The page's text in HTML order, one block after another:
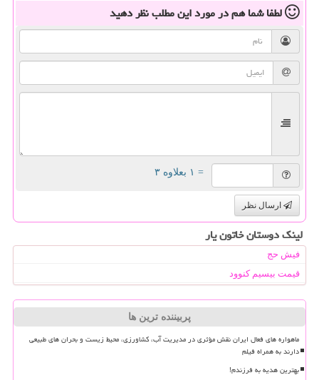
لطفا شما همدر مورد این مطلبنظر دهید
= ۱ بعلاوه ۳
ارسال نظر
لینک دوستان خاتون یار
فیش حج
قیمت بیسیم کنوود
پربیننده ترین ها
ماهواره های فعال ایران نقش مؤثری در مدیریت آب، کشاورزی، محیط زیست و بحران های طبیعی
دارند به همراه فیلم
بهترین هدیه به فرزندم!